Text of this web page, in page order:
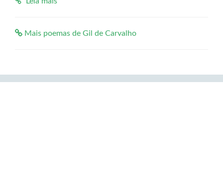
Mais poemas de Gil de Carvalho